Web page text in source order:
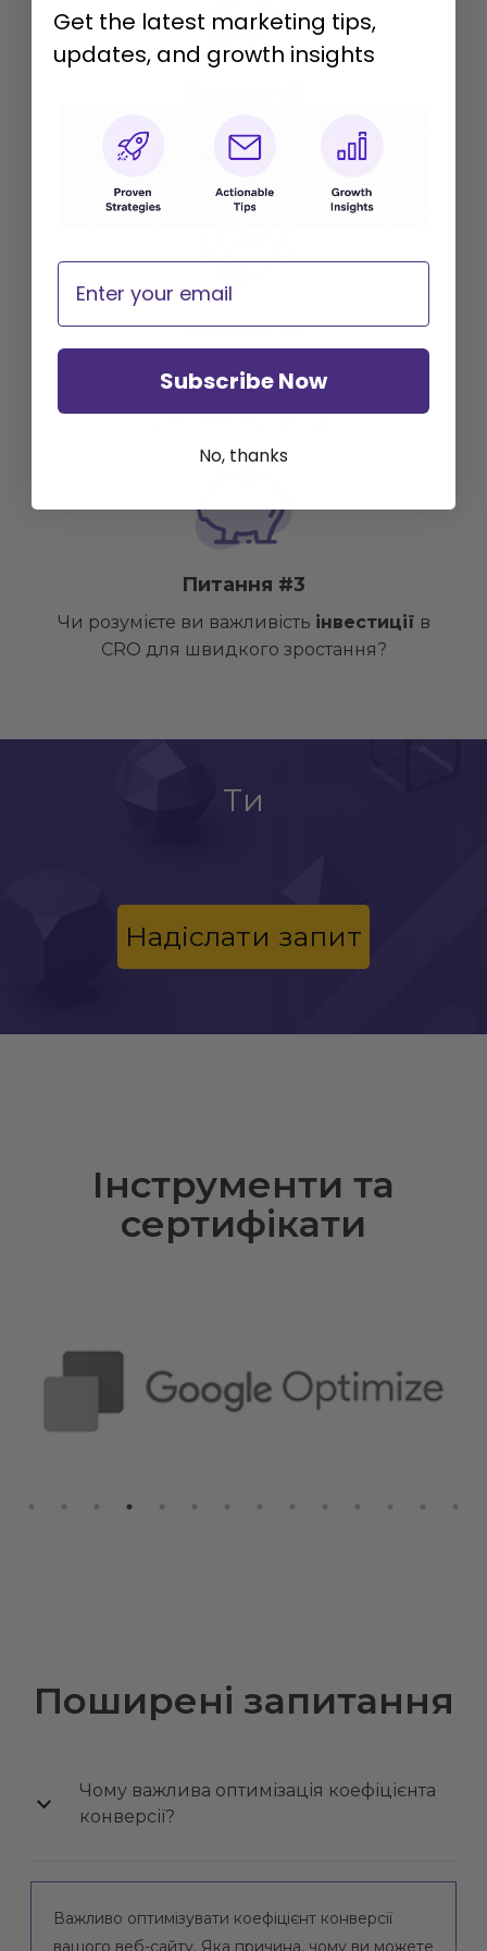
Чи готові ви дох3-х5
зростання в
найближчі 6 місяців?
Питання #2
Чи працює ваш бізнес в режимі он-лайн
щонайменше 50 000 доларів США
Питання #3
Чи розумієте ви важливість інвестиції в
CRO для швидкого зростання?
Ти
Надіслати запит
Інструменти та
сертифікати
Поширені запитання
Чому важлива оптимізація коефіцієнта
конверсії?
Важливо оптимізувати коефіцієнт конверсії
вашого веб-сайту. Яка причина, чому ви можете
Get the latest marketing tips,
updates, and growth insights
Email
Subscribe Now
No, thanks